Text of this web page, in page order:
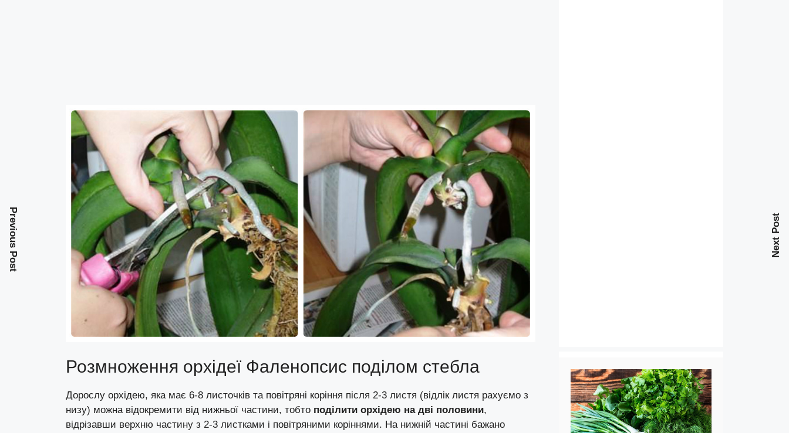
Розмноження орхідеї Фаленопсис поділом стебла
Дорослу орхідею, яка має 6-8 листочків та повітряні коріння після 2-3 листя (відлік листя рахуємо з
низу) можна відокремити від нижньої частини, тобто поділити орхідею на дві половини,
відрізавши верхню частину з 2-3 листками і повітряними коріннями. На нижній частині бажано
Previous Post Next Post